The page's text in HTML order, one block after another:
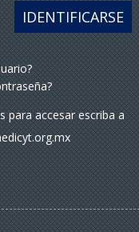
IDENTIFICARSE
para accesar escriba a